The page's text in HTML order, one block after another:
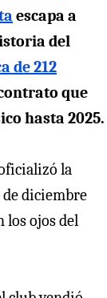
escapa a
del
de 212
que
hasta 2025.
la
de diciembre
los ojos del